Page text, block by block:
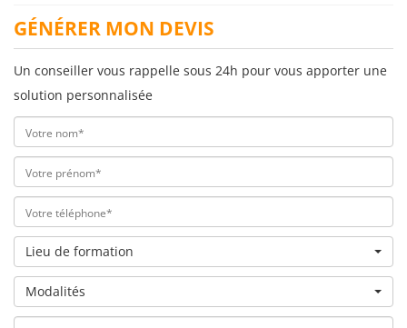
GÉNÉRER MON DEVIS
Un conseiller vous rappelle sous 24h pour vous apporter une
solution personnalisée
Lieu de formation
Modalités